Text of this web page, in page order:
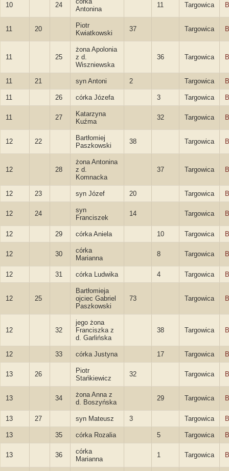
10 24
Antonina
11 Targowica
11 20
Piotr
Kwiatkowski
37 Targowica
11 25
żona Apolonia
z d.
Wiszniewska
36 Targowica
11 21 syn Antoni 2 Targowica
11 26 córka Józefa 3 Targowica
11 27
Katarzyna
Kuźma
32 Targowica
12 22
Bartłomiej
Paszkowski
38 Targowica
12 28
żona Antonina
z d.
Komnacka
37 Targowica
12 23 syn Józef 20 Targowica
12 24
syn
Franciszek
14 Targowica
12 29 córka Aniela 10 Targowica
12 30
córka
Marianna
8 Targowica
12 31 córka Ludwika 4 Targowica
12 25
Bartłomieja
ojciec Gabriel
Paszkowski
73 Targowica
12 32
jego żona
Franciszka z
d. Garlińska
38 Targowica
12 33 córka Justyna 17 Targowica
13 26
Piotr
Stańkiewicz
32 Targowica
13 34
żona Anna z
d. Boszyńska
29 Targowica
13 27 syn Mateusz 3 Targowica
13 35 córka Rozalia 5 Targowica
13 36
córka
Marianna
1 Targowica